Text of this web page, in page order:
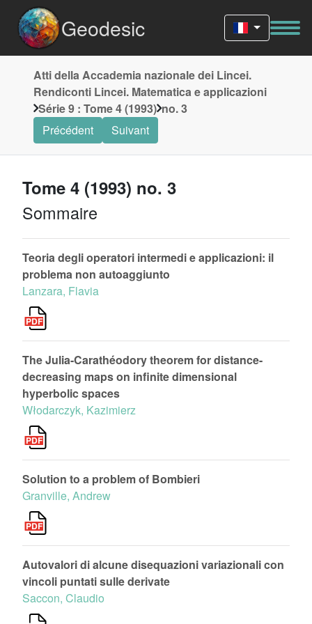
Geodesic
Atti della Accademia nazionale dei Lincei.
Rendiconti Lincei. Matematica e applicazioni
Série 9 : Tome 4 (1993) no. 3
Précédent
Suivant
Tome 4 (1993) no. 3
Sommaire
Teoria degli operatori intermedi e applicazioni: il
problema non autoaggiunto
Lanzara, Flavia
The Julia-Carathéodory theorem for distance-
decreasing maps on infinite dimensional
hyperbolic spaces
Włodarczyk, Kazimierz
Solution to a problem of Bombieri
Granville, Andrew
Autovalori di alcune disequazioni variazionali con
vincoli puntati sulle derivate
Saccon, Claudio